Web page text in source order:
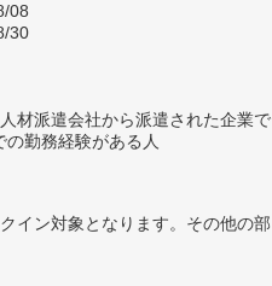
08
30
材派遣会社から派遣された企業で
の勤務経験がある人
イン対象となります。その他の部